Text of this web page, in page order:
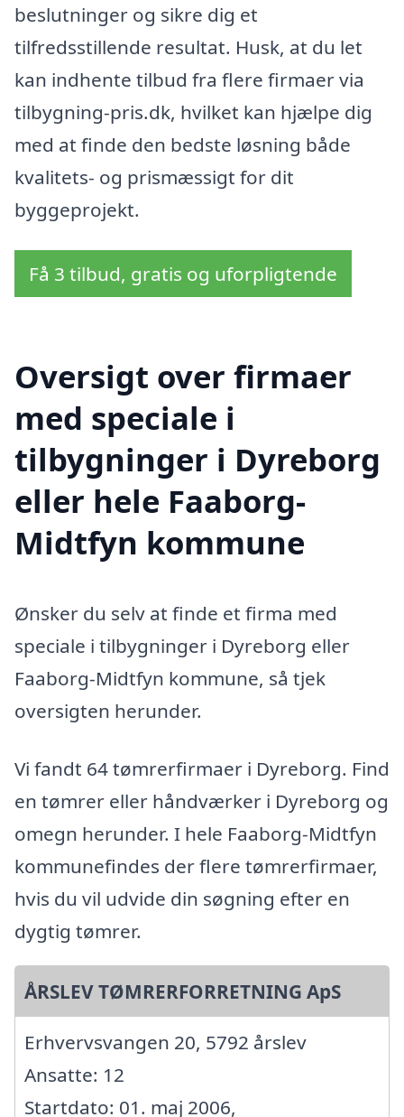
beslutninger og sikre dig et
tilfredsstillende resultat. Husk, at du let
kan indhente tilbud fra flere firmaer via
tilbygning-pris.dk, hvilket kan hjælpe dig
med at finde den bedste løsning både
kvalitets- og prismæssigt for dit
byggeprojekt.
Få 3 tilbud, gratis og uforpligtende
Oversigt over firmaer
med speciale i
tilbygninger i Dyreborg
eller hele Faaborg-
Midtfyn kommune
Ønsker du selv at finde et firma med
speciale i tilbygninger i Dyreborg eller
Faaborg-Midtfyn kommune, så tjek
oversigten herunder.
Vi fandt 64 tømrerfirmaer i Dyreborg. Find
en tømrer eller håndværker i Dyreborg og
omegn herunder. I hele Faaborg-Midtfyn
kommunefindes der flere tømrerfirmaer,
hvis du vil udvide din søgning efter en
dygtig tømrer.
ÅRSLEV TØMRERFORRETNING ApS
Erhvervsvangen 20, 5792 årslev
Ansatte: 12
Startdato: 01. maj 2006,